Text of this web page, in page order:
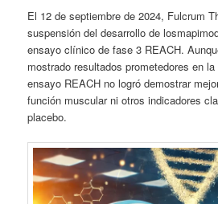
El 12 de septiembre de 2024, Fulcrum
suspensión del desarrollo de
ensayo clínico de fase 3 REACH.
mostrado resultados prometedores en
ensayo REACH no logró demostrar
función muscular ni otros indicadores
placebo.